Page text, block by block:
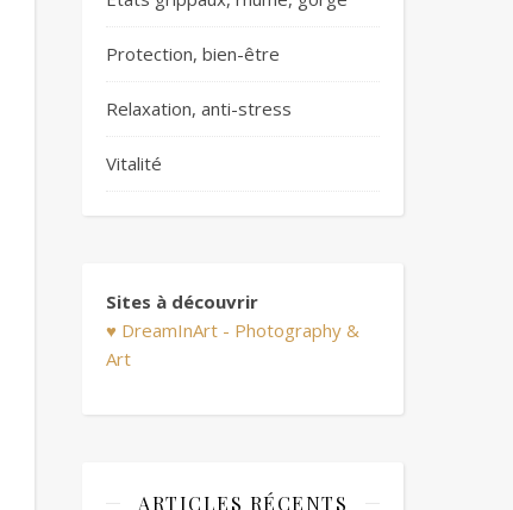
Protection, bien-être
Relaxation, anti-stress
Vitalité
Sites à découvrir
♥ DreamInArt - Photography &
Art
ARTICLES RÉCENTS